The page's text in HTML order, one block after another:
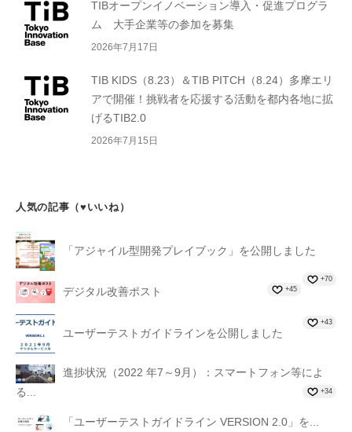
TIBオープンイノベーション導入・促進プログラ
ム 大手企業等の参加を募集
2026年7月17日
TIB KIDS（8.23）＆TIB PITCH（8.24）多摩エリ
アで開催！挑戦者を応援する活動を都内各地に拡
げるTIB2.0
2026年7月15日
人気の記事（♥いいね）
「アジャイル型開発プレイブック」を公開しました
+70
デジタル改善ポスト +45
ユーザーテストガイドラインを公開しました
+43
進捗状況（2022 年7～9月）：スマートフォン等によ
る...
+34
「ユーザーテストガイドライン VERSION 2.0」を...